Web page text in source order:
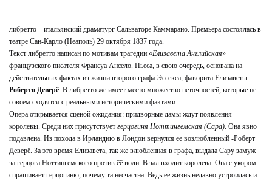
либретто – итальянский драматург Сальваторе Каммарано. Премьера состоялась в
театре Сан-Карло (Неаполь) 29 октября 1837 года.
Текст либретто написан по мотивам трагедии «Елизавета Английская»
французского писателя Франсуа Ансело. Пьеса, в свою очередь, основана на
действительных фактах из жизни второго графа Эссекса, фаворита Елизаветы
Роберто Деверё. В либретто же имеет место множество неточностей, которые не
совсем сходятся с реальными историческими фактами.
Опера открывается сценой ожидания: придворные дамы ждут появления
королевы. Среди них присутствует герцогиня Ноттингемская (Сара). Она явно
подавлена. Из похода в Ирландию в Лондон вернулся ее возлюбленный -Роберт
Деверё. За это время Елизавета, так же влюбленная в графа, выдала Сару замуж
за герцога Ноттингемского против ёё воли. В зал входит королева. Она с укором
спрашивает герцогиню, почему та несчастна. Ведь ее жизнь недавно устроилась и